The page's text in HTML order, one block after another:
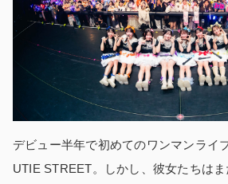
デビュー半年で初めてのワンマンライ
UTIE STREET。しかし、彼女たちは